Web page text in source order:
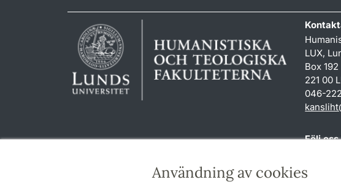
Användning av cookies
LUX,
Box 192
221 00
046-
kansliht
Följ